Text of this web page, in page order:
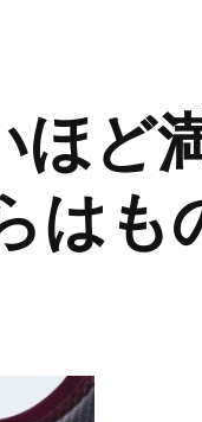
ほど
はも